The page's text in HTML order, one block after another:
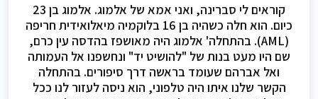
קוראים לי סברינה, ואני אמא של אלמוג. אלמוג בן 23
כיום. הוא חלה כשהיה בן 16 בלוקמיה מיאלואידית חריפה
(AML). בהתחלה' אלמוג היה מאושפז בהדסה עין כרם,
שם היו מעט בנות של "להושיט יד" ונחשפנו אל העמותה
ואל אברהם שעומד בראשה דרך סיפורים. בהתחלה
הקשר שלנו איתו היה טלפוני, הוא ניסה לעזור לנו ככל